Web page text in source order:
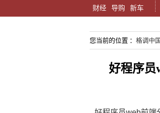
财经
导购 新车
您当前的位置 ： 格调中
好程序员